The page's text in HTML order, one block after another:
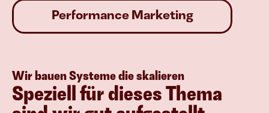
Performance Marketing
Wir bauen Systeme die skalieren
Speziell für dieses Thema